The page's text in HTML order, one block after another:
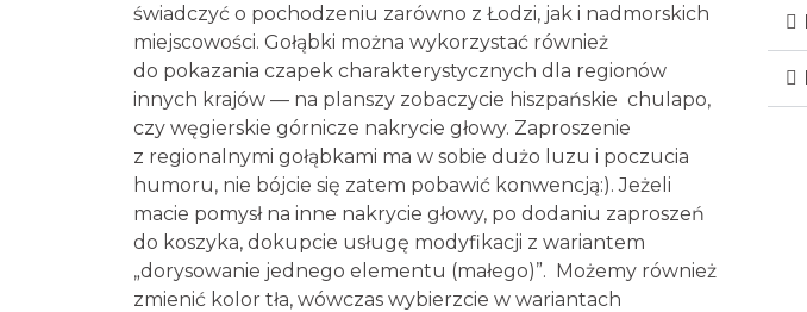
świadczyć o pochodzeniu zarówno z Łodzi, jak i nadmorskich
miejscowości. Gołąbki można wykorzystać również
do pokazania czapek charakterystycznych dla regionów
innych krajów — na planszy zobaczycie hiszpańskie chulapo,
czy węgierskie górnicze nakrycie głowy. Zaproszenie
z regionalnymi gołąbkami ma w sobie dużo luzu i poczucia
humoru, nie bójcie się zatem pobawić konwencją:). Jeżeli
macie pomysł na inne nakrycie głowy, po dodaniu zaproszeń
do koszyka, dokupcie usługę modyfikacji z wariantem
„dorysowanie jednego elementu (małego)”. Możemy również
zmienić kolor tła, wówczas wybierzcie w wariantach